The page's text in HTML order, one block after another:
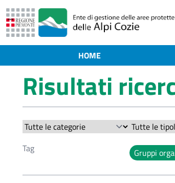
HOME
Risultati
Gruppi